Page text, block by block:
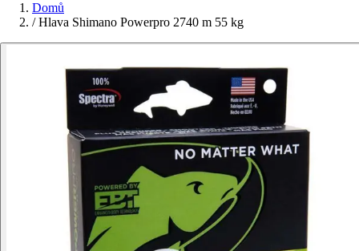
Domů
/ Hlava Shimano Powerpro 2740 m 55 kg